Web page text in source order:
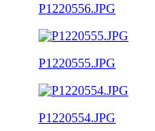
P1220556.JPG
P1220555.JPG
P1220554.JPG